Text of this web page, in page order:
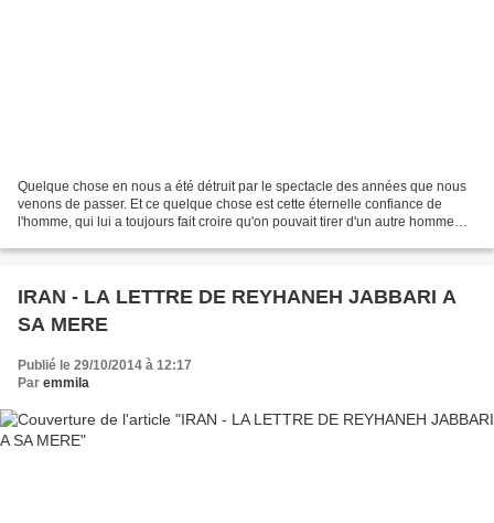
Quelque chose en nous a été détruit par le spectacle des années que nous
venons de passer. Et ce quelque chose est cette éternelle confiance de
l'homme, qui lui a toujours fait croire qu'on pouvait tirer d'un autre homme
IRAN - LA LETTRE DE REYHANEH JABBARI A
SA MERE
Publié le 29/10/2014 à 12:17
Par emmila